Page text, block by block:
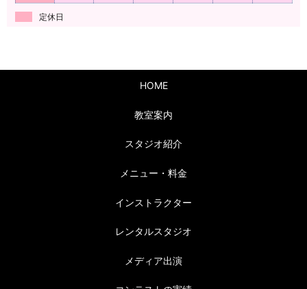
定休日
HOME
教室案内
スタジオ紹介
メニュー・料金
インストラクター
レンタルスタジオ
メディア出演